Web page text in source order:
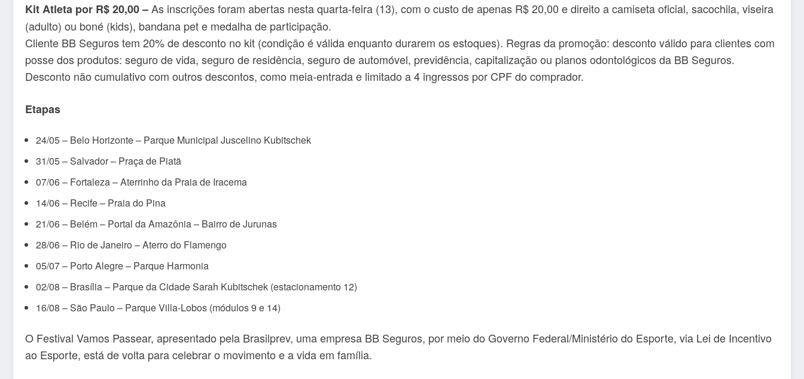
Kit Atleta por R$ 20,00 –As inscrições foram abertas nesta quarta-feira (13), com o custo de apenas R$ 20,00 e direito a camiseta oficial, sacochila, viseira
(adulto) ou boné (kids), bandana pet e medalha de participação.
Cliente BB Seguros tem 20% de desconto no kit (condição é válida enquanto durarem os estoques). Regras da promoção: desconto válido para clientes com
posse dos produtos: seguro de vida, seguro de residência, seguro de automóvel, previdência, capitalização ou planos odontológicos da BB Seguros.
Desconto não cumulativo com outros descontos, como meia-entrada e limitado a 4 ingressos por CPF do comprador.
Etapas
24/05 – Belo Horizonte – Parque Municipal Juscelino Kubitschek
31/05 – Salvador – Praça de Piatã
07/06 – Fortaleza – Aterrinho da Praia de Iracema
14/06 – Recife – Praia do Pina
21/06 – Belém – Portal da Amazônia – Bairro de Jurunas
28/06 – Rio de Janeiro – Aterro do Flamengo
05/07 – Porto Alegre – Parque Harmonia
02/08 – Brasília – Parque da Cidade Sarah Kubitschek (estacionamento 12)
16/08 – São Paulo – Parque Villa-Lobos (módulos 9 e 14)
O Festival Vamos Passear, apresentado pela Brasilprev, uma empresa BB Seguros, por meio do Governo Federal/Ministério do Esporte, via Lei de Incentivo
ao Esporte, está de volta para celebrar o movimento e a vida em família.